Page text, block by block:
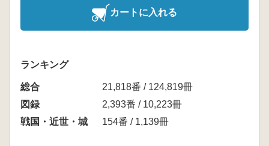
カートに入れる
ランキング
総合
21,818番 / 124,819冊
図録
2,393番 / 10,223冊
戦国・近世・城
154番 / 1,139冊